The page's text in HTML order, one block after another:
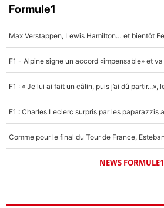
Faris Moumbagna
4%
Un autre joueur
5%
Formule1
NEWS FORMULE1